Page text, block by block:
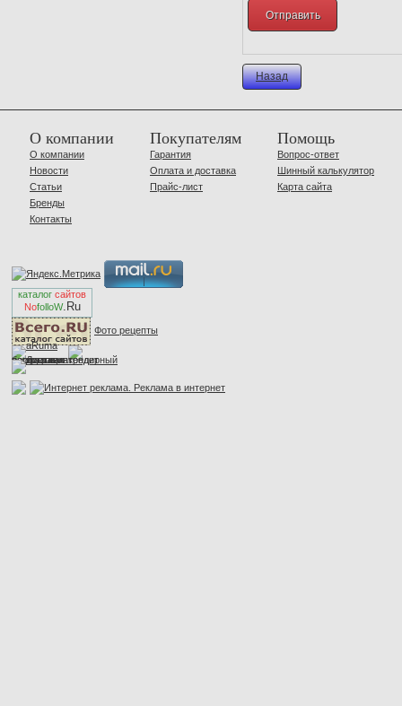
Назад
О компании
О компании
Новости
Статьи
Бренды
Контакты
Покупателям
Гарантия
Оплата и доставка
Прайс-лист
Помощь
Вопрос-ответ
Шинный калькулятор
Карта сайта
каталог сайтов
NofolloW.Ru
Фото рецепты